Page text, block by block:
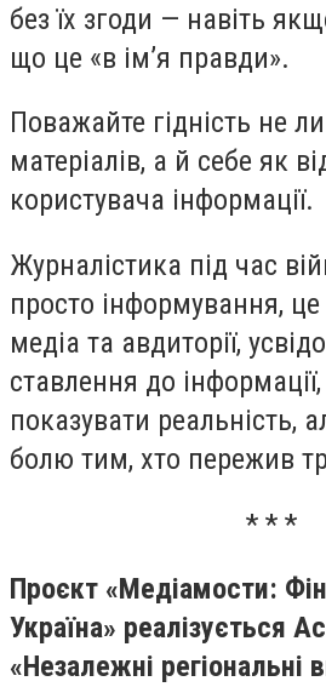
без їх згоди — навіть
що це «в ім’я правди».
Поважайте гідність не
матеріалів, а й себе як
користувача інформації.
Журналістика під час
просто інформування,
медіа та авдиторії,
ставлення до
показувати реальність,
болю тим, хто пережив
* * *
Проєкт «Медіамости:
Україна» реалізується
«Незалежні регіональні